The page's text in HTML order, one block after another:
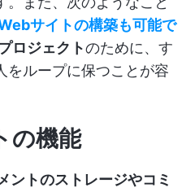
サイトの構築も可能で
ロジェクトのために、す
をループに保つことが容
の機能
ントのストレージやコミ